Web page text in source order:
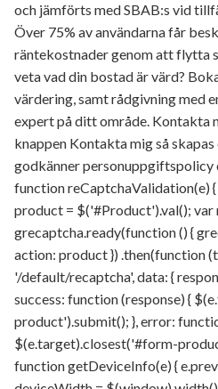
och jämförts med SBAB:s vid
Över 75% av användarna får
räntekostnader genom att flytta
veta vad din bostad är värd?
värdering, samt rådgivning med
expert på ditt område. Kontakta
knappen Kontakta mig så
godkänner personuppgiftspolicy
function reCaptchaValidation(e)
product = $('#Product').val(); var
grecaptcha.ready(function () {
action: product }) .then(function
'/default/recaptcha', data: {
success: function (response) {
product').submit(); }, error:
$(e.target).closest('#form-
function getDeviceInfo(e) {